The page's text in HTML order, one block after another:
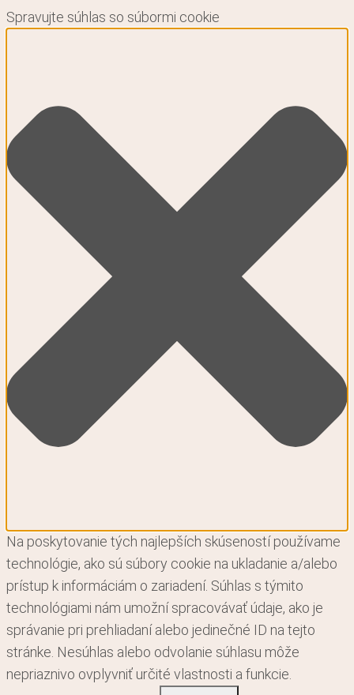
Spravujte súhlas so súbormi cookie
Na poskytovanie tých najlepších skúseností používame
technológie, ako sú súbory cookie na ukladanie a/alebo
prístup k informáciám o zariadení. Súhlas s týmito
technológiami nám umožní spracovávať údaje, ako je
správanie pri prehliadaní alebo jedinečné ID na tejto
stránke. Nesúhlas alebo odvolanie súhlasu môže
nepriaznivo ovplyvniť určité vlastnosti a funkcie.